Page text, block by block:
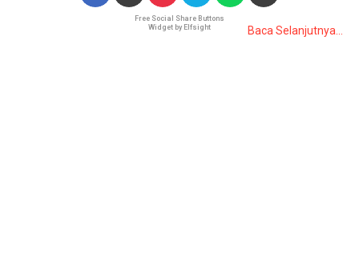
Free Social Share Buttons
Widget by Elfsight
Baca Selanjutnya...